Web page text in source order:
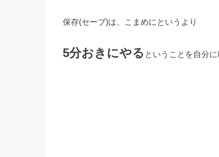
保存(セーブ)は、こまめにというより
5分おきにやる ということを自分